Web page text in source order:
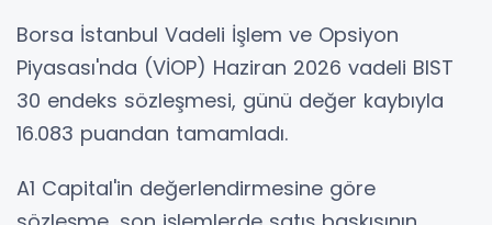
Borsa İstanbul Vadeli İşlem ve Opsiyon
Piyasası'nda (VİOP) Haziran 2026 vadeli BIST
30 endeks sözleşmesi, günü değer kaybıyla
16.083 puandan tamamladı.
A1 Capital'in değerlendirmesine göre